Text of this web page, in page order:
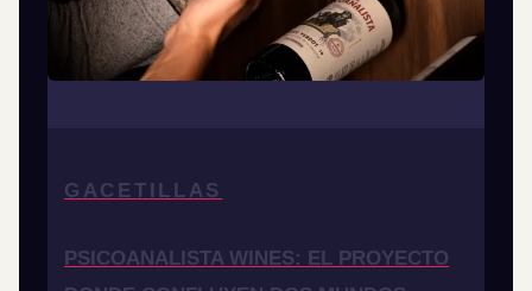
GACETILLAS
PSICOANALISTA WINES: EL PROYECTO